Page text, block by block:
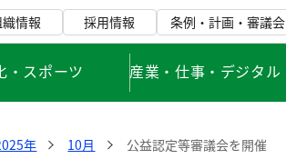
情報 採用情報 条例・計画・審議会
・スポーツ 産業・仕事・デジタル
年 10月 公益認定等審議会を開催